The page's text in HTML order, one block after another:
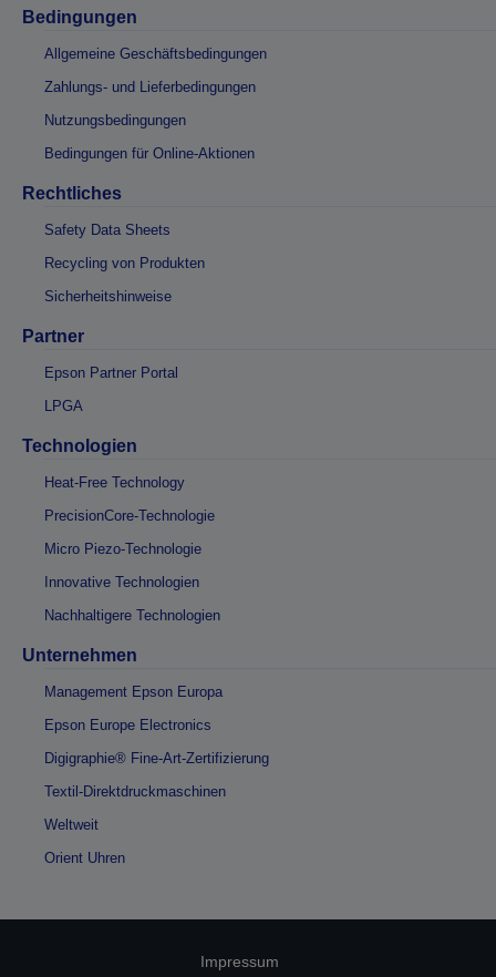
Bedingungen
Allgemeine Geschäftsbedingungen
Zahlungs- und Lieferbedingungen
Nutzungsbedingungen
Bedingungen für Online-Aktionen
Rechtliches
Safety Data Sheets
Recycling von Produkten
Sicherheitshinweise
Partner
Epson Partner Portal
LPGA
Technologien
Heat-Free Technology
PrecisionCore-Technologie
Micro Piezo-Technologie
Innovative Technologien
Nachhaltigere Technologien
Unternehmen
Management Epson Europa
Epson Europe Electronics
Digigraphie® Fine-Art-Zertifizierung
Textil-Direktdruckmaschinen
Weltweit
Orient Uhren
Impressum